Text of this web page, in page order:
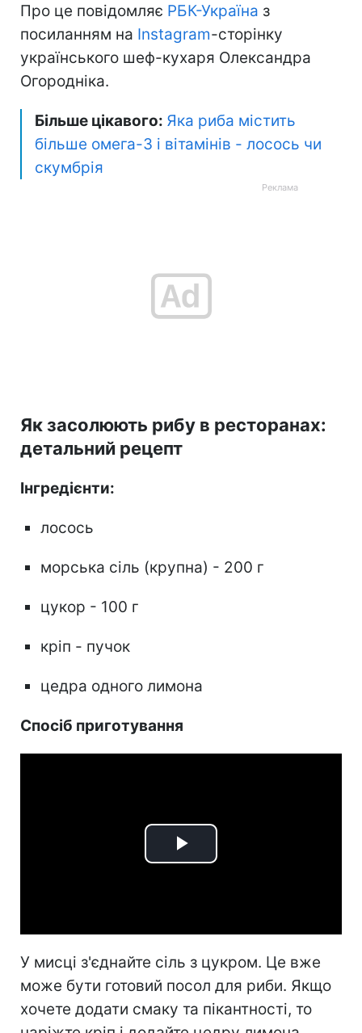
Про це повідомляє РБК-Україна з
посиланням на Instagram-сторінку
українського шеф-кухаря Олександра
Огородніка.
Більше цікавого: Яка риба містить
більше омега-3 і вітамінів - лосось чи
скумбрія
Як засолюють рибу в ресторанах:
детальний рецепт
Інгредієнти:
лосось
морська сіль (крупна) - 200 г
цукор - 100 г
кріп - пучок
цедра одного лимона
Спосіб приготування
Play
У мисці з'єднайте сіль з цукром. Це вже
може бути готовий посол для риби. Якщо
хочете додати смаку та пікантності, то